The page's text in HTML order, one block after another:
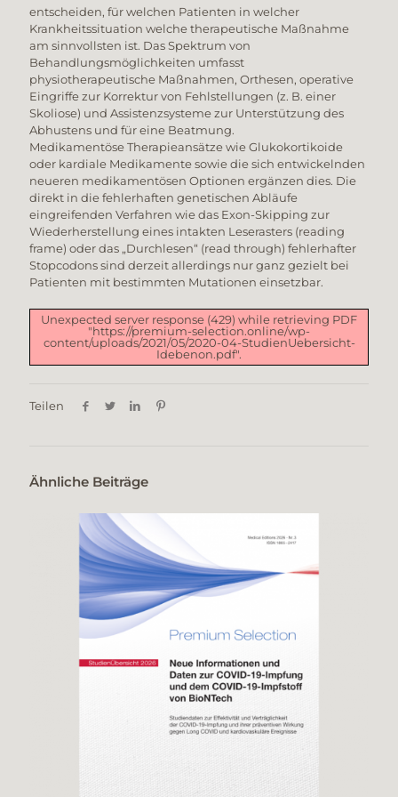
entscheiden, für welchen Patienten in welcher
Krankheitssituation welche therapeutische Maßnahme
am sinnvollsten ist. Das Spektrum von
Behandlungsmöglichkeiten umfasst
physiotherapeutische Maßnahmen, Orthesen, operative
Eingriffe zur Korrektur von Fehlstellungen (z. B. einer
Skoliose) und Assistenzsysteme zur Unterstützung des
Abhustens und für eine Beatmung.
Medikamentöse Therapieansätze wie Glukokortikoide
oder kardiale Medikamente sowie die sich entwickelnden
neueren medikamentösen Optionen ergänzen dies. Die
direkt in die fehlerhaften genetischen Abläufe
eingreifenden Verfahren wie das Exon-Skipping zur
Wiederherstellung eines intakten Leserasters (reading
frame) oder das „Durchlesen“ (read through) fehlerhafter
Stopcodons sind derzeit allerdings nur ganz gezielt bei
Patienten mit bestimmten Mutationen einsetzbar.
Unexpected server response (429) while retrieving PDF
"https://premium-selection.online/wp-
content/uploads/2021/05/2020-04-StudienUebersicht-
Idebenon.pdf".
Teilen
Ähnliche Beiträge